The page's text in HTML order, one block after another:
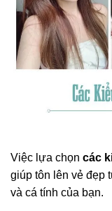
Việc lựa chọn các
giúp tôn lên vẻ đẹp
và cá tính của bạn.